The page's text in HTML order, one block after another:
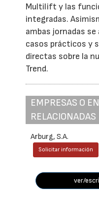
Multilift y las
integradas.
ambas jornadas
casos prácticos y
directas sobre la
Trend.
EMPRESAS O
RELACIONADAS
Arburg, S.A.
Solicitar información
ver/